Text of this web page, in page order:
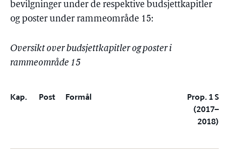
bevilgninger under de respektive budsjettkapitler
og poster under rammeområde 15:
Oversikt over budsjettkapitler og poster i
rammeområde 15
Kap. Post Formål
Prop. 1 S
(2017–
2018)